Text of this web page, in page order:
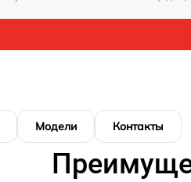
Модели Контакты